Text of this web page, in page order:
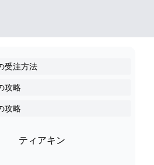
カイ
受注方法
攻略
攻略
ティアキン